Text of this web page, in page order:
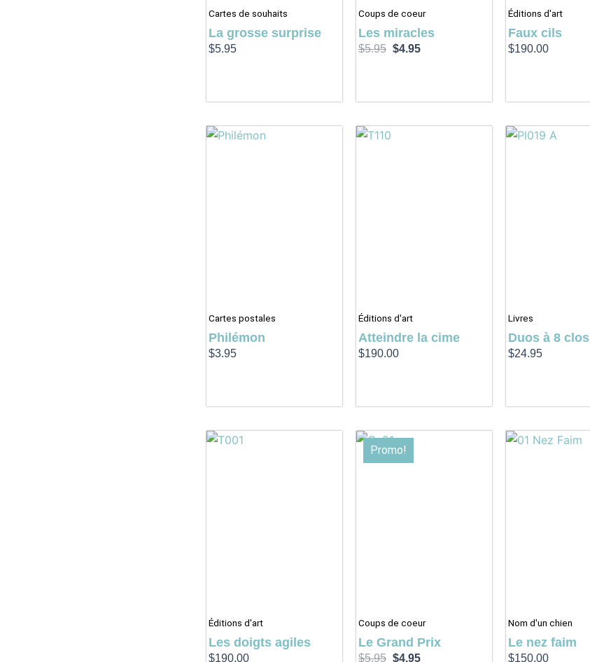
Cartes de souhaits
La grosse surprise
$5.95
Coups de coeur
Les miracles
$5.95 $4.95
Éditions d'art
Faux cils
$190.00
Cartes postales
Philémon
$3.95
Éditions d'art
Atteindre la cime
$190.00
Livres
Duos à 8 clos
$24.95
Éditions d'art
Les doigts agiles
$190.00
Promo!
Coups de coeur
Le Grand Prix
$5.95
Le
prix
initial
$4.95
Nom d'un chien
Le nez faim
$150.00